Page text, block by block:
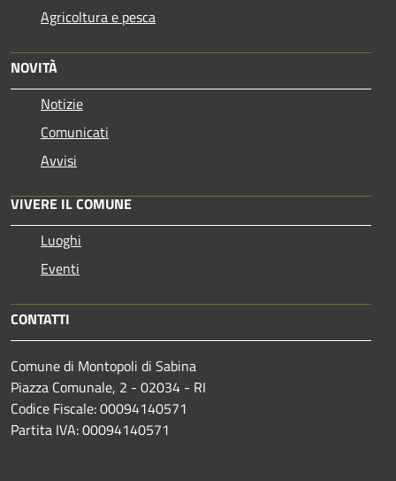
Agricoltura e pesca
NOVITÀ
Notizie
Comunicati
Avvisi
VIVERE IL COMUNE
Luoghi
Eventi
CONTATTI
Comune di Montopoli di Sabina
Piazza Comunale, 2 - 02034 - RI
Codice Fiscale: 00094140571
Partita IVA: 00094140571